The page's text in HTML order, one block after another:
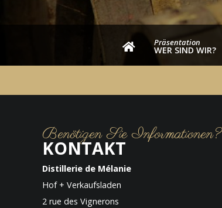
Präsentation
WER SIND WIR?
Benötigen Sie Informationen?
KONTAKT
Distillerie de Mélanie
Hof + Verkaufsladen
2 rue des Vignerons